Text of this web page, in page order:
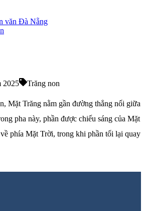
văn Đà Nẵng
2025 Trăng non
Mặt Trăng nằm gần đường thẳng nối giữa
pha này, phần được chiếu sáng của Mặt
phía Mặt Trời, trong khi phần tối lại quay